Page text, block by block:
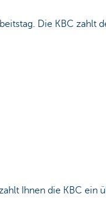
Die KBC zahlt
Ihnen die KBC ein